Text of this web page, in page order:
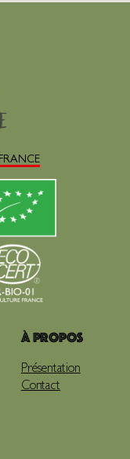
À propos
Présentation
Contact